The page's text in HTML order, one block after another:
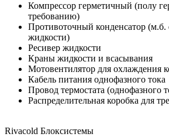
Компрессор герметичный (полу
требованию)
Противоточный конденсатор (м.б.
жидкости)
Ресивер жидкости
Краны жидкости и всасывания
Мотовентилятор для охлаждения
Кабель питания однофазного тока
Провод термостата (однофазного
Распределительная коробка для
Rivacold Блоксистемы